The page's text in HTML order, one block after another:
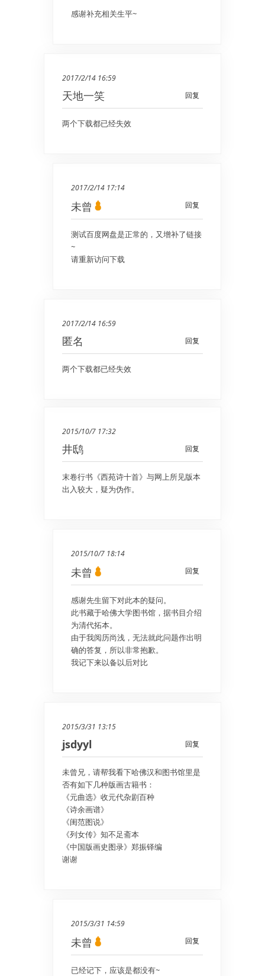
感谢补充相关生平~
2017/2/14 16:59
回复
天地一笑
两个下载都已经失效
2017/2/14 17:14
回复
未曾
测试百度网盘是正常的，又增补了链接
~
请重新访问下载
2017/2/14 16:59
回复
匿名
两个下载都已经失效
2015/10/7 17:32
回复
井鸱
末卷行书《西苑诗十首》与网上所见版本
出入较大，疑为伪作。
2015/10/7 18:14
回复
未曾
感谢先生留下对此本的疑问。
此书藏于哈佛大学图书馆，据书目介绍
为清代拓本。
由于我阅历尚浅，无法就此问题作出明
确的答复，所以非常抱歉。
我记下来以备以后对比
2015/3/31 13:15
回复
jsdyyl
未曾兄，请帮我看下哈佛汉和图书馆里是
否有如下几种版画古籍书：
《元曲选》收元代杂剧百种
《诗余画谱》
《闺范图说》
《列女传》知不足斋本
《中国版画史图录》郑振铎编
谢谢
2015/3/31 14:59
回复
未曾
已经记下，应该是都没有~